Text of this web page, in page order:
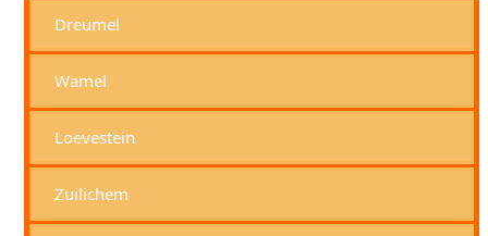
Dreumel
Wamel
Loevestein
Zuilichem